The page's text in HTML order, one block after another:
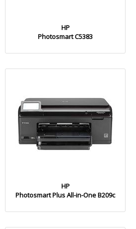
HP
Photosmart C5383
HP
Photosmart Plus All-in-One B209c